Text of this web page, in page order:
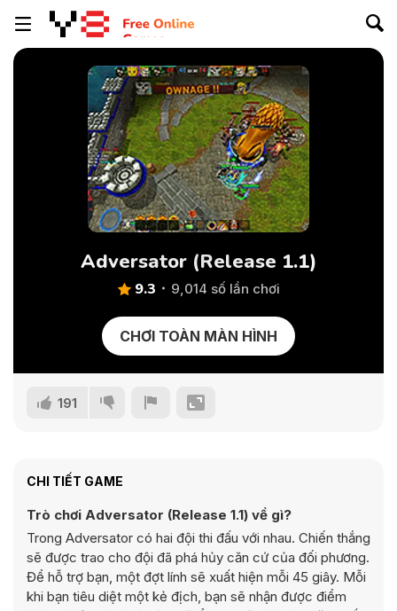
Adversator (Release 1.1)
9.3 9,014 số lần chơi
CHƠI TOÀN MÀN HÌNH
191
CHI TIẾT GAME
Trò chơi Adversator (Release 1.1) về gì?
Trong Adversator có hai đội thi đấu với nhau. Chiến thắng
sẽ được trao cho đội đã phá hủy căn cứ của đối phương.
Để hỗ trợ bạn, một đợt lính sẽ xuất hiện mỗi 45 giây. Mỗi
khi bạn tiêu diệt một kẻ địch, bạn sẽ nhận được điểm